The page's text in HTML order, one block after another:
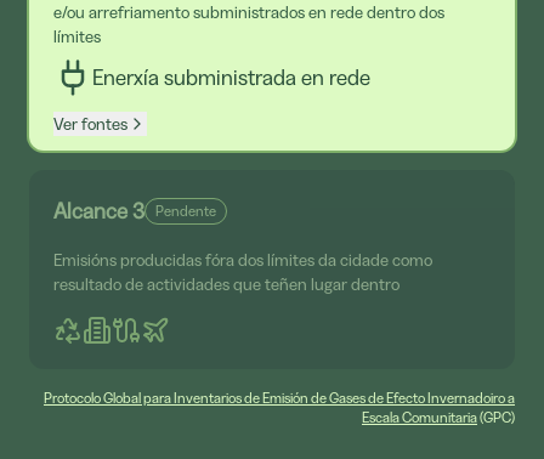
Castilla - la Mancha
e/ou arrefriamento subministrados en rede dentro dos
límites
Enerxía subministrada en rede
Ver fontes
Alcance 3 Pendente
Emisións producidas fóra dos límites da cidade como
resultado de actividades que teñen lugar dentro
Protocolo Global para Inventarios de Emisión de Gases de Efecto Invernadoiro a
Escala Comunitaria(GPC)